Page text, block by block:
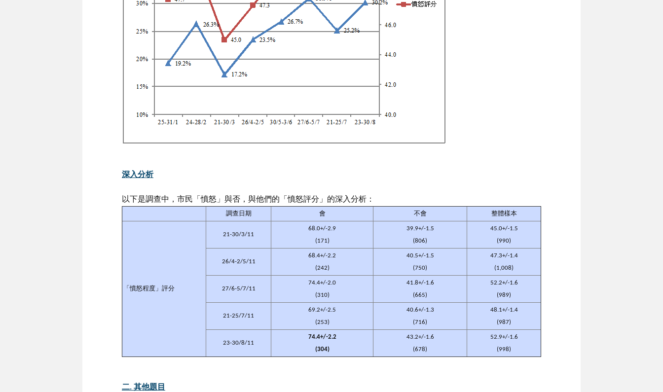
深入分析
以下是調查中，市民「憤怒」與否，與他們的「憤怒評分」的深入分析：
調查日期 會 不會 整體樣本
「憤怒程度」評分
21-30/3/11
68.0+/-2.9
(171)
39.9+/-1.5
(806)
45.0+/-1.5
(990)
26/4-2/5/11
68.4+/-2.2
(242)
40.5+/-1.5
(750)
47.3+/-1.4
(1,008)
27/6-5/7/11
74.4+/-2.0
(310)
41.8+/-1.6
(665)
52.2+/-1.6
(989)
21-25/7/11
69.2+/-2.5
(253)
40.6+/-1.3
(716)
48.1+/-1.4
(987)
23-30/8/11
74.4+/-2.2
(304)
43.2+/-1.6
(678)
52.9+/-1.6
(998)
二. 其他題目